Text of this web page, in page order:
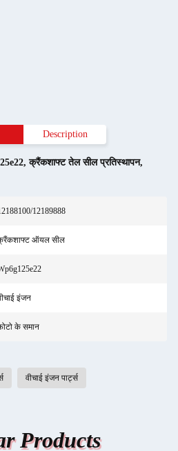
Description
,क्रैंकशाफ्ट तेल सील प्रतिस्थापन,
12189888
ऑयल सील
इंजन
के समान
वीचाई इंजन पार्ट्स
Products